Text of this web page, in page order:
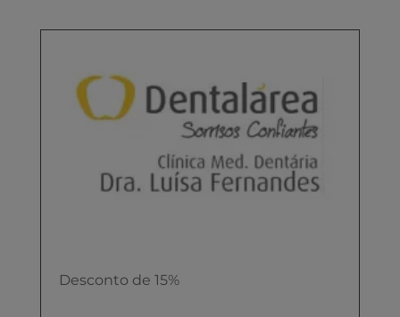
Desconto de 15%